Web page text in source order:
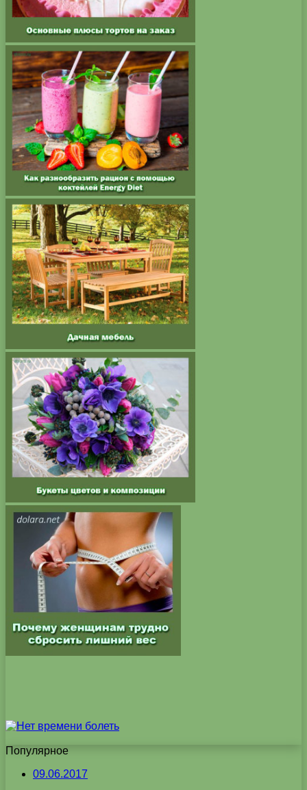
Популярное
09.06.2017